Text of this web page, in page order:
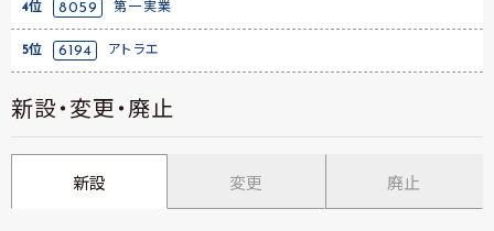
4位 8059 第一実業
5位 6194 アトラエ
新設・変更・廃止
新設 変更 廃止